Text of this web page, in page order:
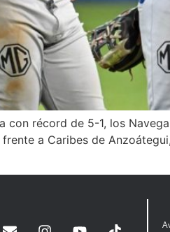
récord de 5-1, los
a Caribes de